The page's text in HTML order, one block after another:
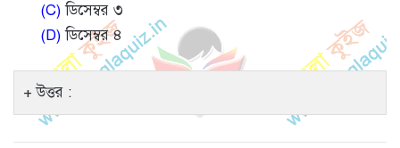
(C)ডিসেম্বর ৩
(D)ডিসেম্বর ৪
উত্তর :